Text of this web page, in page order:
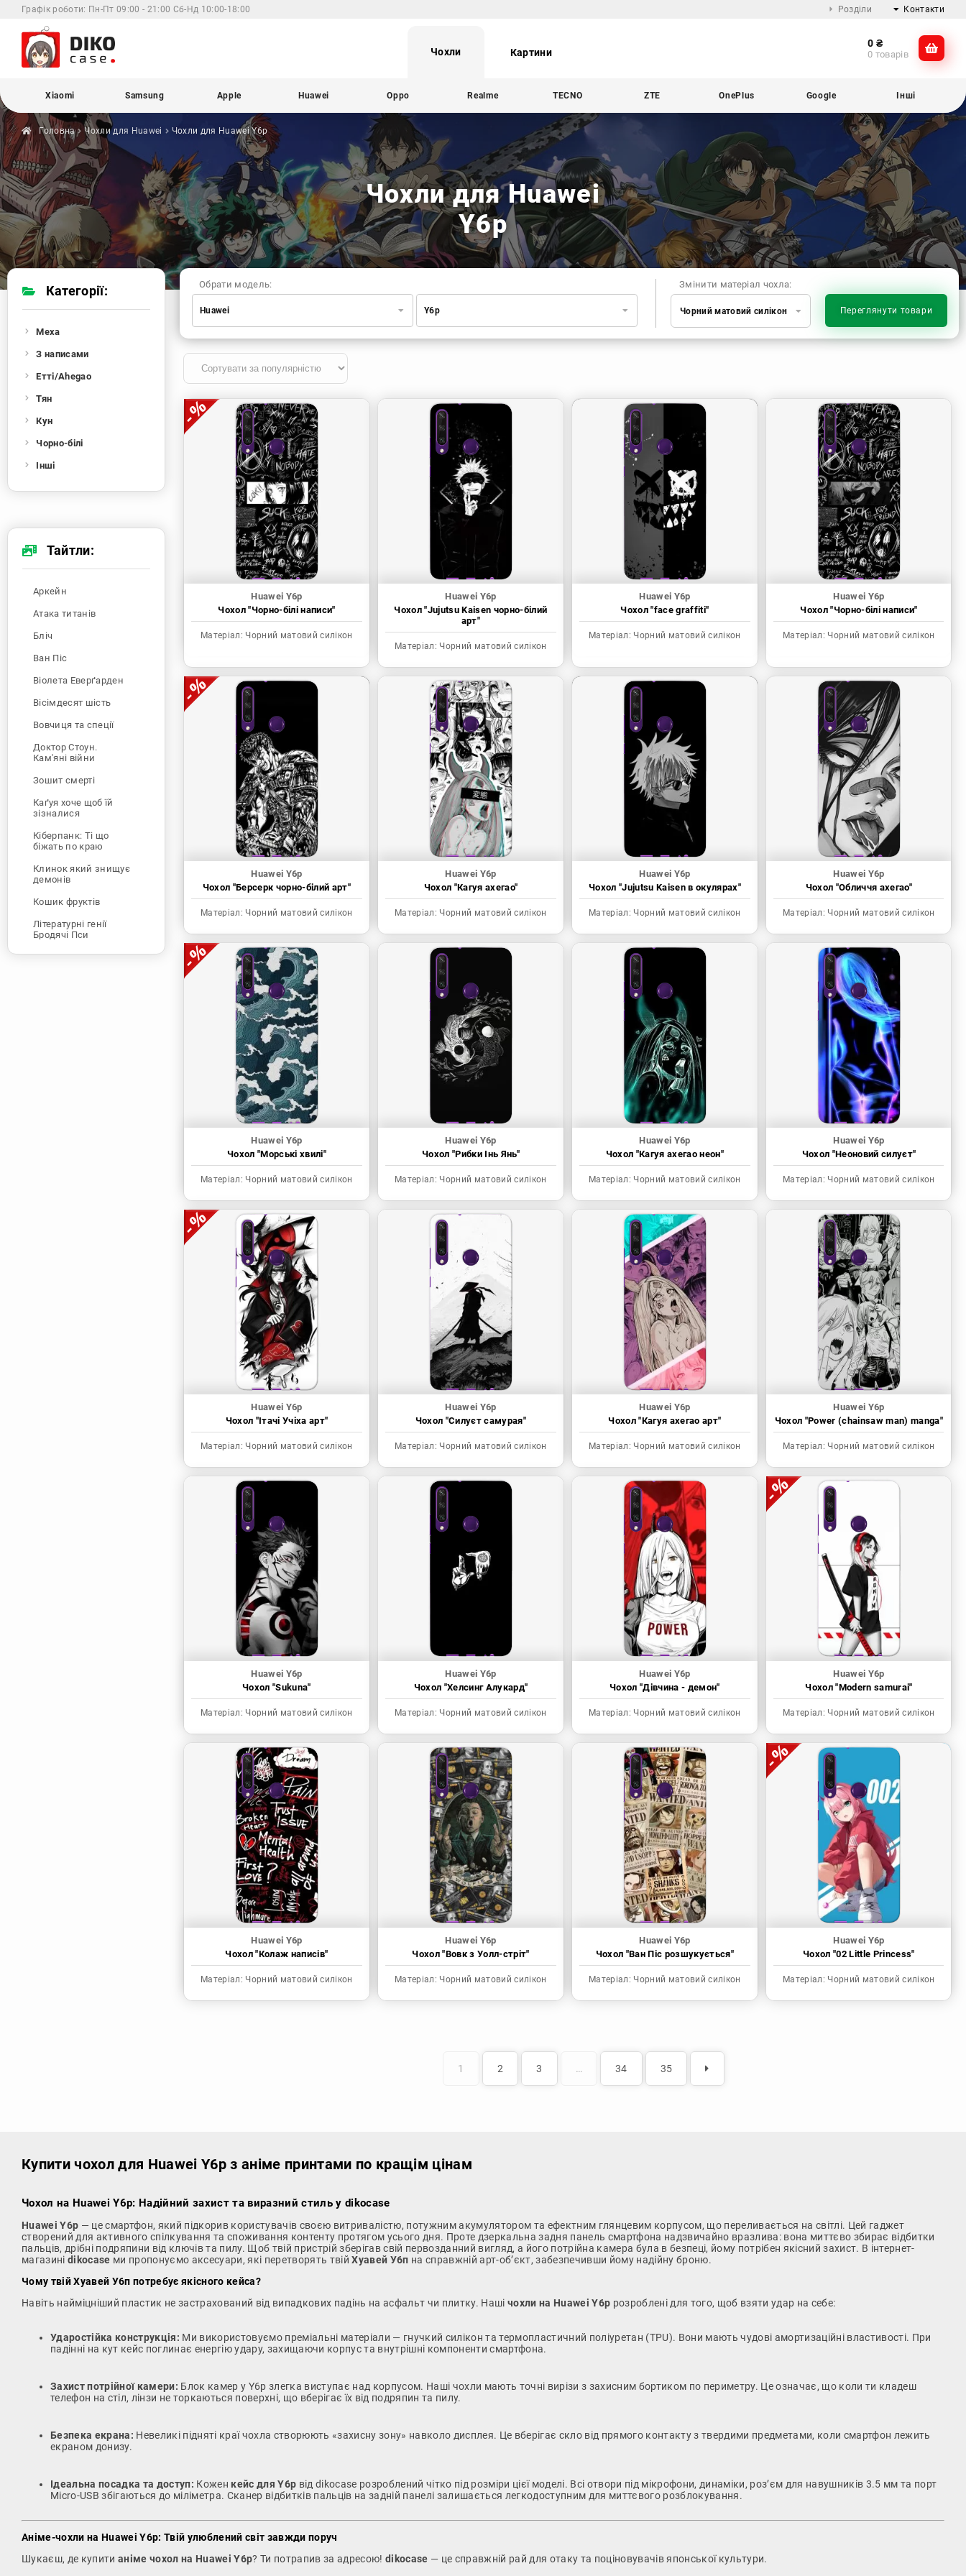
Графік роботи: Пн-Пт 09:00 - 21:00 Сб-Нд 10:00-18:00 Розділи Контакти
@dikocase
Чохли Картини
0 ₴
0 товарів
Xiaomi Samsung Apple Huawei Oppo Realme TECNO ZTE OnePlus Google Інші
Головна Чохли для Huawei Чохли для HuaweiY6p
Чохли для Huawei
Y6p
Змінити матеріал чохла:
Чорний матовий силікон Переглянути товари
Обрати модель:
Huawei
Samsung
Huawei
Realme
TECNO
OnePlus
Google
Infinix
Sony
Motorola
Y6p
Huawei Y6p
Чохол "Чорно-білі написи"
Матеріал: Чорний матовий силікон
Huawei Y6p
Чохол "Jujutsu Kaisen чорно-білий
арт"
Матеріал: Чорний матовий силікон
Huawei Y6p
Чохол "face graffiti"
Матеріал: Чорний матовий силікон
Huawei Y6p
Чохол "Чорно-білі написи"
Матеріал: Чорний матовий силікон
Huawei Y6p
Чохол "Берсерк чорно-білий арт"
Матеріал: Чорний матовий силікон
Huawei Y6p
Чохол "Кагуя ахегао"
Матеріал: Чорний матовий силікон
Huawei Y6p
Чохол "Jujutsu Kaisen в окулярах"
Матеріал: Чорний матовий силікон
Huawei Y6p
Чохол "Обличчя ахегао"
Матеріал: Чорний матовий силікон
Huawei Y6p
Чохол "Морські хвилі"
Матеріал: Чорний матовий силікон
Huawei Y6p
Чохол "Рибки Інь Янь"
Матеріал: Чорний матовий силікон
Huawei Y6p
Чохол "Кагуя ахегао неон"
Матеріал: Чорний матовий силікон
Huawei Y6p
Чохол "Неоновий силуєт"
Матеріал: Чорний матовий силікон
Huawei Y6p
Чохол "Ітачі Учіха арт"
Матеріал: Чорний матовий силікон
Huawei Y6p
Чохол "Силуєт самурая"
Матеріал: Чорний матовий силікон
Huawei Y6p
Чохол "Кагуя ахегао арт"
Матеріал: Чорний матовий силікон
Huawei Y6p
Чохол "Power (chainsaw man) manga"
Матеріал: Чорний матовий силікон
Huawei Y6p
Чохол "Sukuna"
Матеріал: Чорний матовий силікон
Huawei Y6p
Чохол "Хелсинг Алукард"
Матеріал: Чорний матовий силікон
Huawei Y6p
Чохол "Дівчина - демон"
Матеріал: Чорний матовий силікон
Huawei Y6p
Чохол "Modern samurai"
Матеріал: Чорний матовий силікон
Huawei Y6p
Чохол "Колаж написів"
Матеріал: Чорний матовий силікон
Huawei Y6p
Чохол "Вовк з Уолл-стріт"
Матеріал: Чорний матовий силікон
Huawei Y6p
Чохол "Ван Піс розшукується"
Матеріал: Чорний матовий силікон
Huawei Y6p
Чохол "02 Little Princess"
Матеріал: Чорний матовий силікон
1 2 3 … 34 35
Категорії:
Меха
З написами
Етті/Ahegao
Тян
Кун
Чорно-білі
Інші
Тайтли:
Аркейн
Атака титанів
Бліч
Ван Піс
Віолета Еверґарден
Вісімдесят шість
Вовчиця та спеції
Доктор Стоун.
Кам'яні війни
Зошит смерті
Каґуя хоче щоб їй
зізналися
Кіберпанк: Ті що
біжать по краю
Клинок який знищує
демонів
Кошик фруктів
Літературні генії
Бродячі Пси
Людина-бензопила
Купити чохол для Huawei Y6p з аніме принтами по кращім цінам
Чохол на Huawei Y6p: Надійний захист та виразний стиль у dikocase
Huawei Y6p — це смартфон, який підкорив користувачів своєю витривалістю, потужним акумулятором та ефектним глянцевим корпусом, що переливається на світлі. Цей гаджет
створений для активного спілкування та споживання контенту протягом усього дня. Проте дзеркальна задня панель смартфона надзвичайно вразлива: вона миттєво збирає відбитки
пальців, дрібні подряпини від ключів та пилу. Щоб твій пристрій зберігав свій первозданний вигляд, а його потрійна камера була в безпеці, йому потрібен якісний захист. В інтернет-
магазині dikocase ми пропонуємо аксесуари, які перетворять твійХуавей У6п на справжній арт-об’єкт, забезпечивши йому надійну броню.
Чому твій Хуавей У6п потребує якісного кейса?
Навіть найміцніший пластик не застрахований від випадкових падінь на асфальт чи плитку. Наші чохли на Huawei Y6p розроблені для того, щоб взяти удар на себе:
Ударостійка конструкція: Ми використовуємо преміальні матеріали — гнучкий силікон та термопластичний поліуретан (TPU). Вони мають чудові амортизаційні властивості. При
падінні на кут кейс поглинає енергію удару, захищаючи корпус та внутрішні компоненти смартфона.
Захист потрійної камери: Блок камер у Y6p злегка виступає над корпусом. Наші чохли мають точні вирізи з захисним бортиком по периметру. Це означає, що коли ти кладеш
телефон на стіл, лінзи не торкаються поверхні, що вберігає їх від подряпин та пилу.
Безпека екрана: Невеликі підняті краї чохла створюють «захисну зону» навколо дисплея. Це вберігає скло від прямого контакту з твердими предметами, коли смартфон лежить
екраном донизу.
Ідеальна посадка та доступ: Кожен кейс для Y6p від dikocase розроблений чітко під розміри цієї моделі. Всі отвори під мікрофони, динаміки, роз’єм для навушників 3.5 мм та порт
Micro-USB збігаються до міліметра. Сканер відбитків пальців на задній панелі залишається легкодоступним для миттєвого розблокування.
Аніме-чохли на Huawei Y6p: Твій улюблений світ завжди поруч
Шукаєш, де купити аніме чохол на Huawei Y6p? Ти потрапив за адресою!dikocase — це справжній рай для отаку та поціновувачів японської культури.